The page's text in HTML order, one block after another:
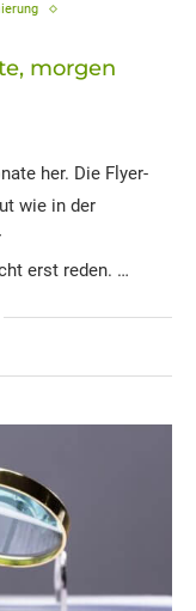
morgen
her. Die Flyer-
wie in der
erst reden. …